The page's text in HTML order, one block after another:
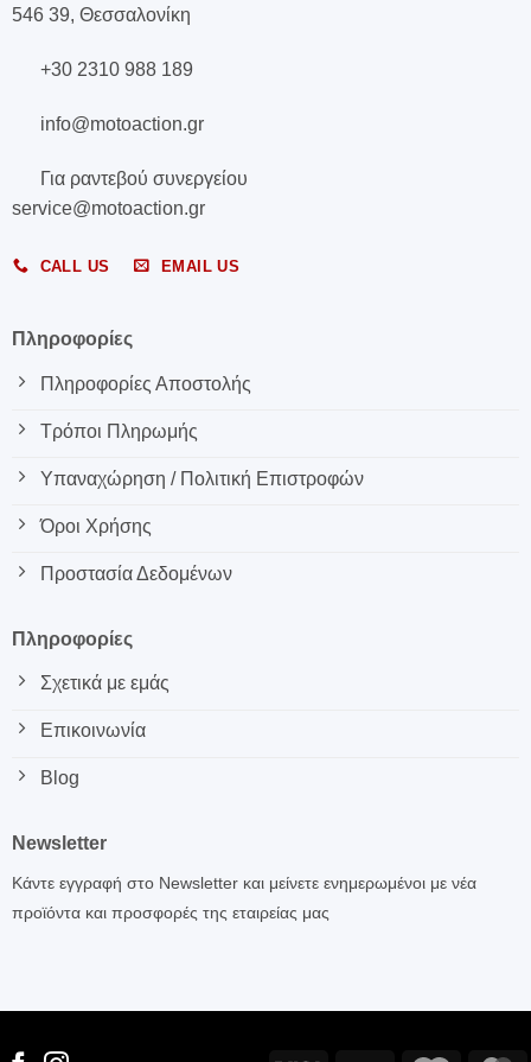
546 39, Θεσσαλονίκη
+30 2310 988 189
info@motoaction.gr
Για ραντεβού συνεργείου
service@motoaction.gr
CALL US EMAIL US
Πληροφορίες
Πληροφορίες Αποστολής
Τρόποι Πληρωμής
Υπαναχώρηση / Πολιτική Επιστροφών
Όροι Χρήσης
Προστασία Δεδομένων
Πληροφορίες
Σχετικά με εμάς
Επικοινωνία
Blog
Newsletter
Κάντε εγγραφή στο Newsletter και μείνετε ενημερωμένοι με νέα
προϊόντα και προσφορές της εταιρείας μας